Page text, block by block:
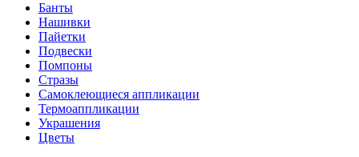
Банты
Нашивки
Пайетки
Подвески
Помпоны
Стразы
Самоклеющиеся аппликации
Термоаппликации
Украшения
Цветы